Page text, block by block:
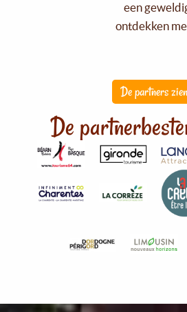
een
ontdekken
De partners zien
De